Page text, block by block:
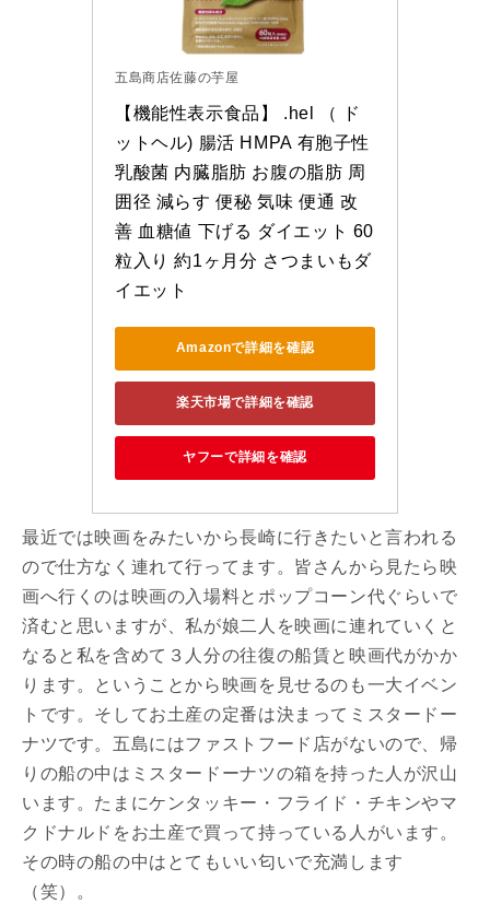
五島商店佐藤の芋屋
【機能性表示食品】 .hel （ ド
ットヘル) 腸活 HMPA 有胞子性
乳酸菌 内臓脂肪 お腹の脂肪 周
囲径 減らす 便秘 気味 便通 改
善 血糖値 下げる ダイエット 60
粒入り 約1ヶ月分 さつまいもダ
イエット
Amazonで詳細を確認
楽天市場で詳細を確認
ヤフーで詳細を確認
最近では映画をみたいから長崎に行きたいと言われる
ので仕方なく連れて行ってます。皆さんから見たら映
画へ行くのは映画の入場料とポップコーン代ぐらいで
済むと思いますが、私が娘二人を映画に連れていくと
なると私を含めて３人分の往復の船賃と映画代がかか
ります。ということから映画を見せるのも一大イベン
トです。そしてお土産の定番は決まってミスタードー
ナツです。五島にはファストフード店がないので、帰
りの船の中はミスタードーナツの箱を持った人が沢山
います。たまにケンタッキー・フライド・チキンやマ
クドナルドをお土産で買って持っている人がいます。
その時の船の中はとてもいい匂いで充満します
（笑）。